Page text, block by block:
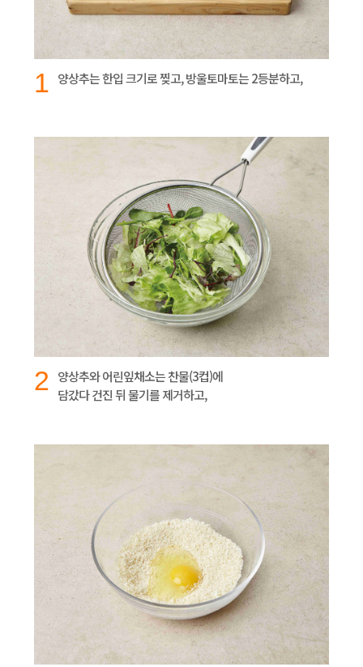
1 양상추는 한입 크기로 찢고, 방울토마토는 2등분하고,
2 양상추와 어린잎채소는 찬물(3컵)에
담갔다 건진 뒤 물기를 제거하고,